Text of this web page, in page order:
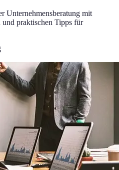
Unternehmensberatung mit
und praktischen Tipps für